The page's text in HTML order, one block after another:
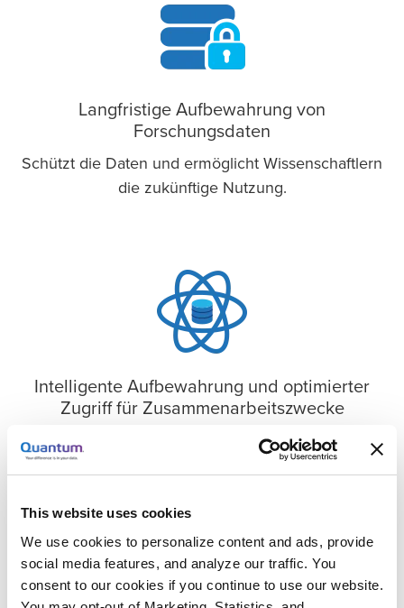
This website uses cookies
We use cookies to personalize content and ads, provide
social media features, and analyze our traffic. You
consent to our cookies if you continue to use our website.
Langfristige Aufbewahrung von
Forschungsdaten
Schützt die Daten und ermöglicht Wissenschaftlern
die zukünftige Nutzung.
Intelligente Aufbewahrung und optimierter
Zugriff für Zusammenarbeitszwecke
Administratoren können die Datenaufbewahrung je
nach Bedarf strukturieren und so die Performance
optimieren.